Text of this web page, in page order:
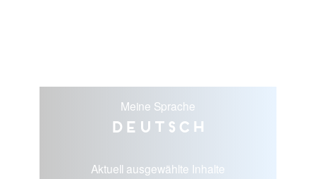
Meine Sprache
Deutsch
Aktuell ausgewählte Inhalte